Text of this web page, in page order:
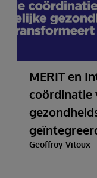
MERIT en
coördinatie
Geoffroy Vitoux